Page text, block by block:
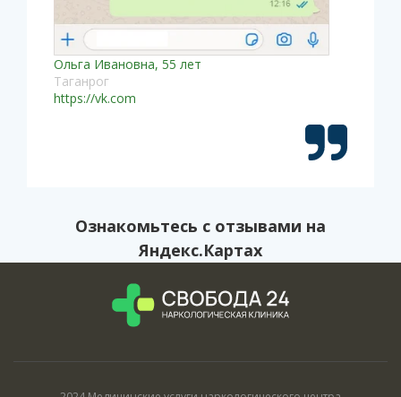
Ольга Ивановна, 55 лет
Таганрог
https://vk.com
Ознакомьтесь с отзывами на
Яндекс.Картах